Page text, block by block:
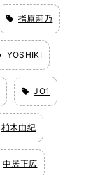
指原莉乃
YOSHIKI
JO1
柏木由紀
中居正広